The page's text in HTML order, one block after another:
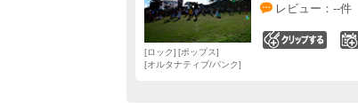
レビュー：--件
ロック
ポップス
オルタナティブ/パンク